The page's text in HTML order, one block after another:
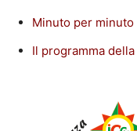
Minuto per
Il programma